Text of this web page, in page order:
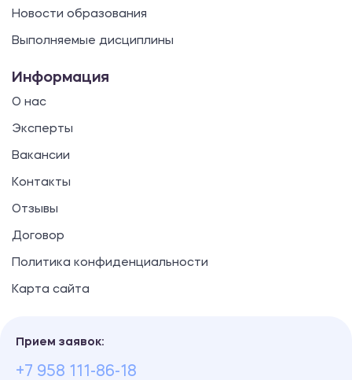
Новости образования
Выполняемые дисциплины
Информация
О нас
Эксперты
Вакансии
Контакты
Отзывы
Договор
Политика конфиденциальности
Карта сайта
Прием заявок:
+7 958 111-86-18